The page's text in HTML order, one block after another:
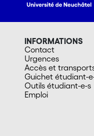
INFORMATIONS
Contact
Urgences
Accès et
Guichet étudiant-
Outils étudiant-e-s
Emploi